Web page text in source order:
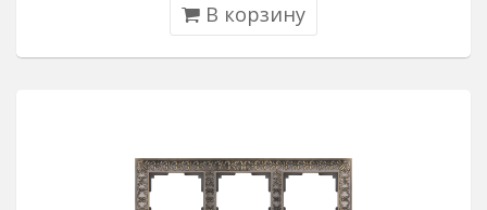
В корзину